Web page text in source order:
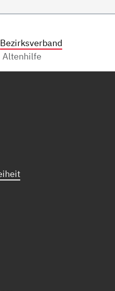
Bezirksverband
Altenhilfe